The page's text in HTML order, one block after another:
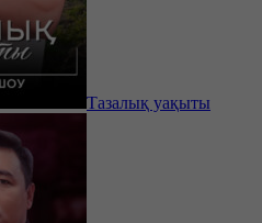
Тазалық уақыты